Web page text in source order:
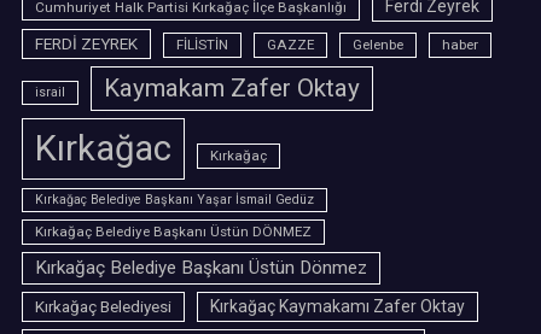
Cumhuriyet Halk Partisi Kırkağaç İlçe Başkanlığı
Ferdi Zeyrek
FERDİ ZEYREK
FİLİSTİN GAZZE Gelenbe haber
israil Kaymakam Zafer Oktay
Kırkağac Kırkağaç
Kırkağaç Belediye Başkanı Yaşar İsmail Gedüz
Kırkağaç Belediye Başkanı Üstün DÖNMEZ
Kırkağaç Belediye Başkanı Üstün Dönmez
Kırkağaç Belediyesi Kırkağaç Kaymakamı Zafer Oktay